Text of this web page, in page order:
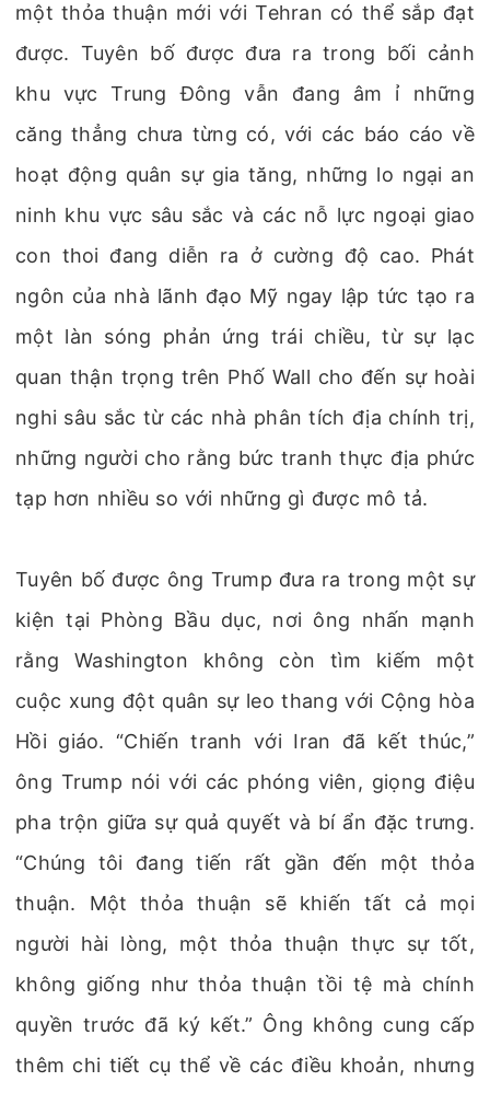
một thỏa thuận mới với Tehran có thể sắp đạt
được. Tuyên bố được đưa ra trong bối cảnh
khu vực Trung Đông vẫn đang âm ỉ những
căng thẳng chưa từng có, với các báo cáo về
hoạt động quân sự gia tăng, những lo ngại an
ninh khu vực sâu sắc và các nỗ lực ngoại giao
con thoi đang diễn ra ở cường độ cao. Phát
ngôn của nhà lãnh đạo Mỹ ngay lập tức tạo ra
một làn sóng phản ứng trái chiều, từ sự lạc
quan thận trọng trên Phố Wall cho đến sự hoài
nghi sâu sắc từ các nhà phân tích địa chính trị,
những người cho rằng bức tranh thực địa phức
tạp hơn nhiều so với những gì được mô tả.
Tuyên bố được ông Trump đưa ra trong một sự
kiện tại Phòng Bầu dục, nơi ông nhấn mạnh
rằng Washington không còn tìm kiếm một
cuộc xung đột quân sự leo thang với Cộng hòa
Hồi giáo. “Chiến tranh với Iran đã kết thúc,”
ông Trump nói với các phóng viên, giọng điệu
pha trộn giữa sự quả quyết và bí ẩn đặc trưng.
“Chúng tôi đang tiến rất gần đến một thỏa
thuận. Một thỏa thuận sẽ khiến tất cả mọi
người hài lòng, một thỏa thuận thực sự tốt,
không giống như thỏa thuận tồi tệ mà chính
quyền trước đã ký kết.” Ông không cung cấp
thêm chi tiết cụ thể về các điều khoản, nhưng